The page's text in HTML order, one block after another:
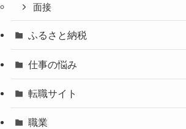
面接
ふるさと納税
仕事の悩み
転職サイト
職業